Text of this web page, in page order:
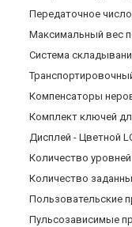
Передаточное число
Максимальный вес
Система
Компенсаторы
Комплект ключей
Дисплей - Цветной
Количество
Количество
Пользовательские
Пульсозависимые